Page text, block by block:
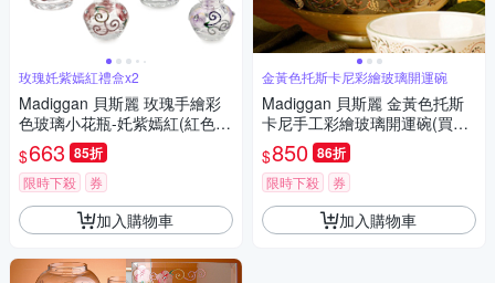
玫瑰奼紫嫣紅禮盒x2
Madiggan 貝斯麗 玫瑰手繪彩
色玻璃小花瓶-奼紫嫣紅(紅色
+紫色)4件組/禮盒(買1送1)
$663 85折
限時下殺 券
加入購物車
金黃色托斯卡尼彩繪玻璃開運碗
Madiggan 貝斯麗 金黃色托斯
卡尼手工彩繪玻璃開運碗(買1
送1)
$850 86折
限時下殺 券
加入購物車